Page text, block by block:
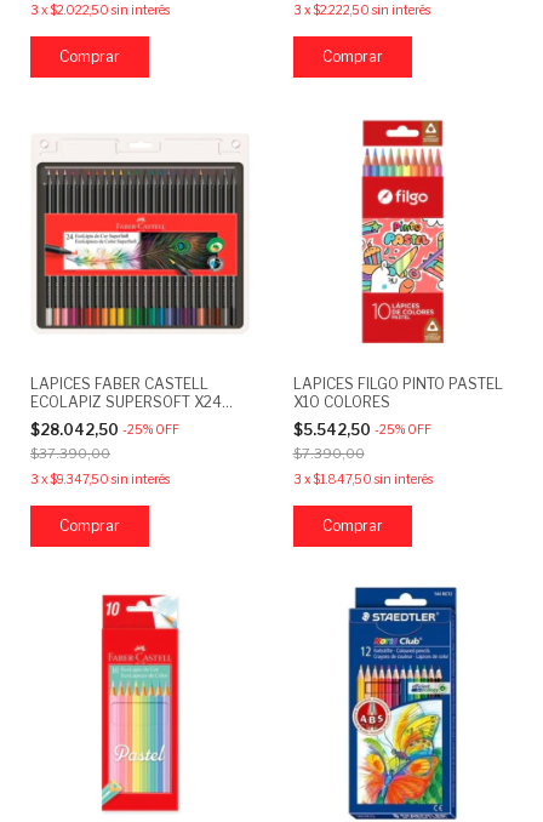
3 x$2.022,50 sin interés 3 x$2.222,50 sin interés
LAPICES FABER CASTELL
ECOLAPIZ SUPERSOFT X24
COLORES
$28.042,50 -25% OFF
$37.390,00
3 x$9.347,50 sin interés
LAPICES FILGO PINTO PASTEL
X10 COLORES
$5.542,50 -25% OFF
$7.390,00
3 x$1.847,50 sin interés